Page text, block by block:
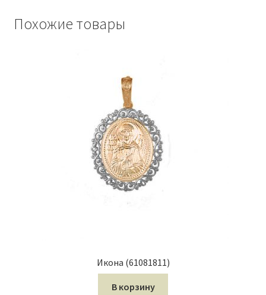
Похожие товары
Икона (61081811)
В корзину